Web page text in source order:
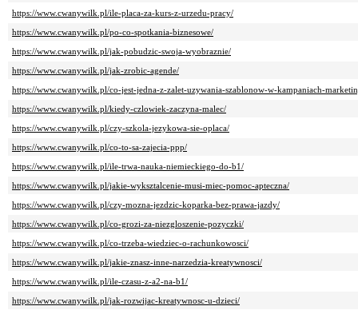
https://www.cwanywilk.pl/ile-placa-za-kurs-z-urzedu-pracy/
https://www.cwanywilk.pl/po-co-spotkania-biznesowe/
https://www.cwanywilk.pl/jak-pobudzic-swoja-wyobraznie/
https://www.cwanywilk.pl/jak-zrobic-agende/
https://www.cwanywilk.pl/co-jest-jedna-z-zalet-uzywania-szablonow-w-kampaniach-
https://www.cwanywilk.pl/kiedy-czlowiek-zaczyna-malec/
https://www.cwanywilk.pl/czy-szkola-jezykowa-sie-oplaca/
https://www.cwanywilk.pl/co-to-sa-zajecia-ppp/
https://www.cwanywilk.pl/ile-trwa-nauka-niemieckiego-do-b1/
https://www.cwanywilk.pl/jakie-wyksztalcenie-musi-miec-pomoc-apteczna/
https://www.cwanywilk.pl/czy-mozna-jezdzic-koparka-bez-prawa-jazdy/
https://www.cwanywilk.pl/co-grozi-za-niezgloszenie-pozyczki/
https://www.cwanywilk.pl/co-trzeba-wiedziec-o-rachunkowosci/
https://www.cwanywilk.pl/jakie-znasz-inne-narzedzia-kreatywnosci/
https://www.cwanywilk.pl/ile-czasu-z-a2-na-b1/
https://www.cwanywilk.pl/jak-rozwijac-kreatywnosc-u-dzieci/